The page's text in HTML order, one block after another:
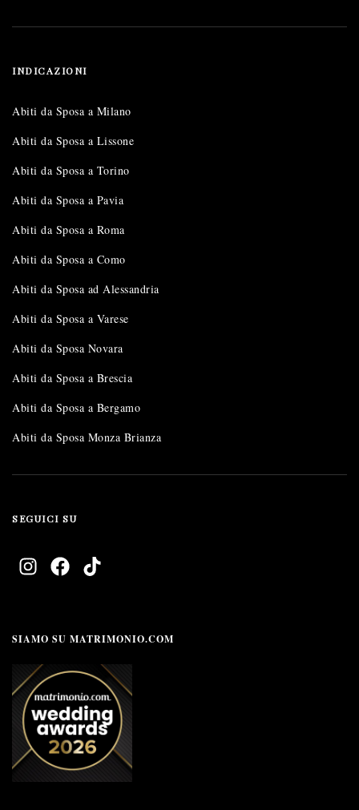
INDICAZIONI
Abiti da Sposa a Milano
Abiti da Sposa a Lissone
Abiti da Sposa a Torino
Abiti da Sposa a Pavia
Abiti da Sposa a Roma
Abiti da Sposa a Como
Abiti da Sposa ad Alessandria
Abiti da Sposa a Varese
Abiti da Sposa Novara
Abiti da Sposa a Brescia
Abiti da Sposa a Bergamo
Abiti da Sposa Monza Brianza
SEGUICI SU
SIAMO SU MATRIMONIO.COM